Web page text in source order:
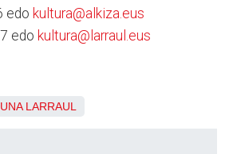
edo kultura@alkiza.eus
edo kultura@larraul.eus
LARRAUL